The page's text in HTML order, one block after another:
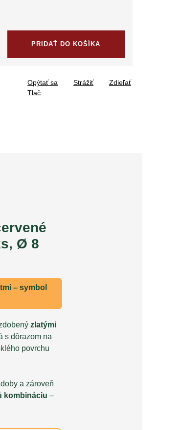
PRIDAŤ DO KOŠÍKA
Tlač
Opýtať sa Strážiť Zdieľať
Ø 8
– symbol
zlatými
s dôrazom na
povrchu
a zároveň
kombináciu –